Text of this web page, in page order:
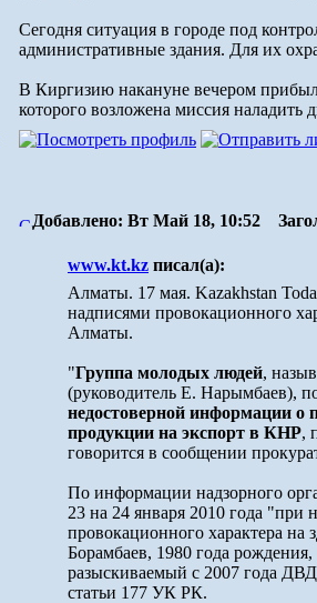
Сегодня ситуация в городе под
административные здания. Для их
В Киргизию накануне вечером
которого возложена миссия наладить
Добавлено: Вт Май 18, 10:52
www.kt.kz писал(а):
Алматы. 17 мая. Kazakhstan
надписями провокационного
Алматы.
"Группа молодых людей,
(руководитель Е. Нарымбаев),
недостоверной информации о
продукции на экспорт в КНР,
говорится в сообщении
По информации надзорного
23 на 24 января 2010 года "при
провокационного характера
Борамбаев, 1980 года
разыскиваемый с 2007 года
статьи 177 УК РК.